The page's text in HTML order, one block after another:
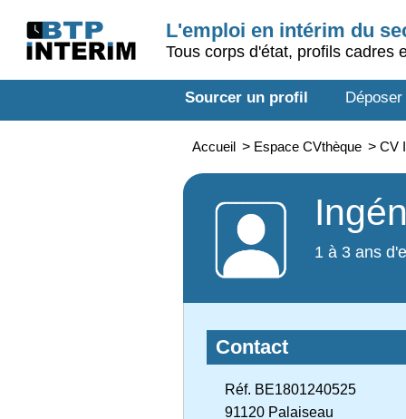
L'emploi en intérim du
Tous corps d'état, profils cadres
Sourcer un profil
Accueil > Espace CVthèque > CV
1 à 3 ans
Contact
Réf. BE1801240525
91120 Palaiseau